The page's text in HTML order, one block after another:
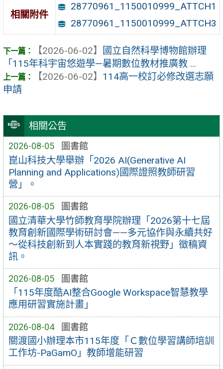
相關公告
2026-08-05 圖書館
崑山科技大學舉辦「2026 AI(Generative AI
Planning and Applications)國際證照教師研習
營」。
2026-08-05 圖書館
國立清華大學竹師教育學院辦理「2026第十七屆
教育創新國際學術研討會——多元協作與永續共好
～從科技創新到人本實踐的教育新視野」徵稿資
訊。
2026-08-05 圖書館
「115年度酷AI整合Google Workspace智慧教學
應用研習實施計畫」
2026-08-04 圖書館
關渡國小辦理本市115年度「Ｃ數位學習講師培訓
工作坊-PaGamO」教師增能研習
相關附件
28770961_1150010999_ATTCH1
28770961_1150010999_ATTCH3
【2026-06-02】
國立自然科學博物館辦理
「115年科宇宙悠遊學—暑期數位教材推廣教 ...
【2026-06-02】 114高一校訂必修改選志願
申請